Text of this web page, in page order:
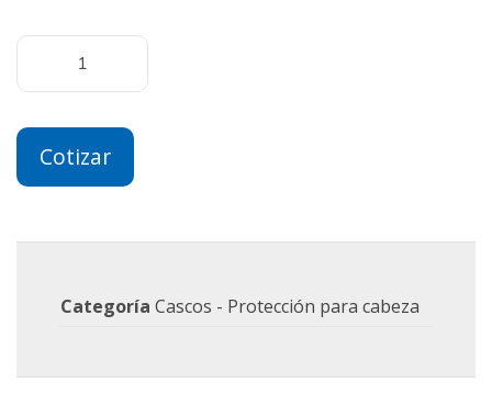
Cotizar
Categoría Cascos - Protección para cabeza